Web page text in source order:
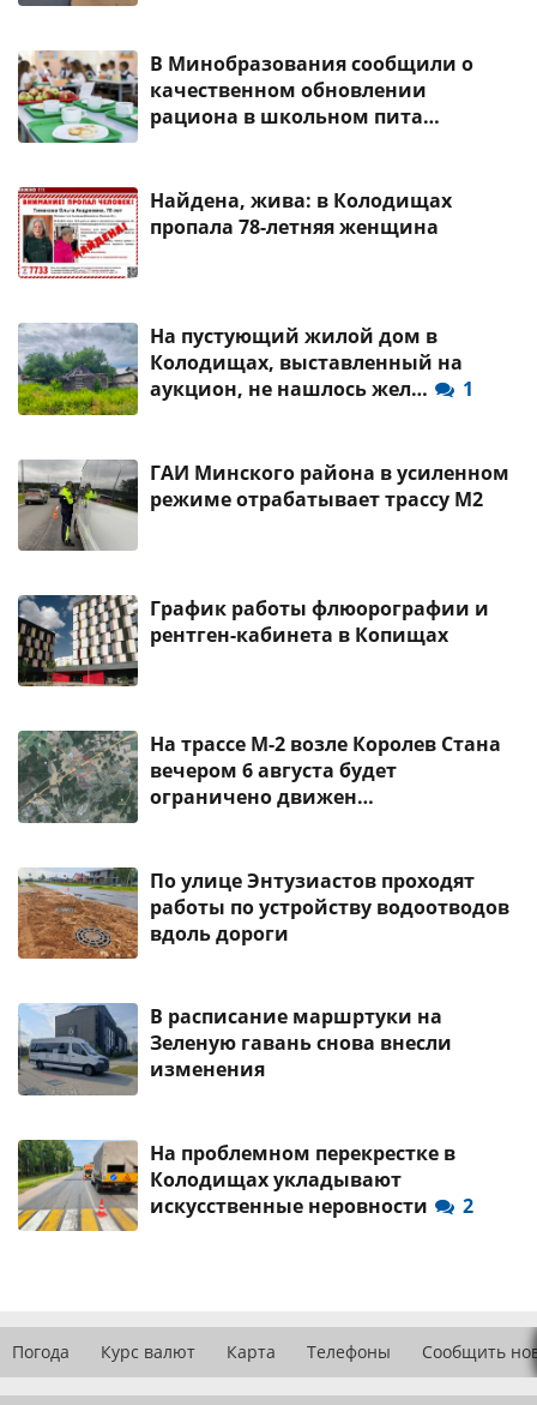
В Минобразования сообщили о
качественном обновлении
рациона в школьном пита…
Найдена, жива: в Колодищах
пропала 78-летняя женщина
На пустующий жилой дом в
Колодищах, выставленный на
аукцион, не нашлось жел…
1
ГАИ Минского района в усиленном
режиме отрабатывает трассу М2
График работы флюорографии и
рентген-кабинета в Копищах
На трассе М-2 возле Королев Стана
вечером 6 августа будет
ограничено движен…
По улице Энтузиастов проходят
работы по устройству водоотводов
вдоль дороги
В расписание маршртуки на
Зеленую гавань снова внесли
изменения
На проблемном перекрестке в
Колодищах укладывают
искусственные неровности
2
Погода Курс валют Карта Телефоны Сообщить